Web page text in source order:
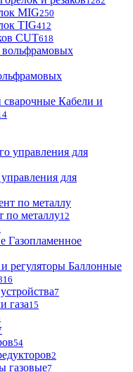
MIG250
TIG412
CUT618
Кабели и
для
по металлу12
Газопламенное
Баллонные
7
газа15
54
2
газовые7